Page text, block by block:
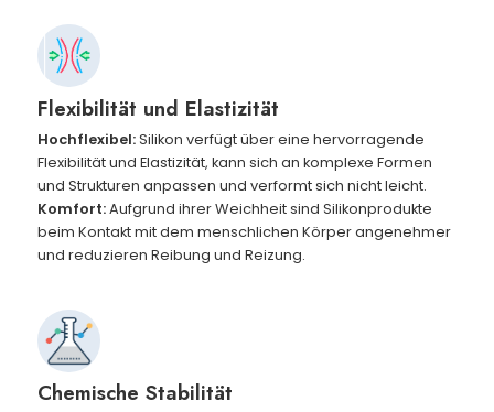
Flexibilität und Elastizität
Hochflexibel:Silikon verfügt über eine hervorragende
Flexibilität und Elastizität, kann sich an komplexe Formen
und Strukturen anpassen und verformt sich nicht leicht.
Komfort:Aufgrund ihrer Weichheit sind Silikonprodukte
beim Kontakt mit dem menschlichen Körper angenehmer
und reduzieren Reibung und Reizung.
Chemische Stabilität